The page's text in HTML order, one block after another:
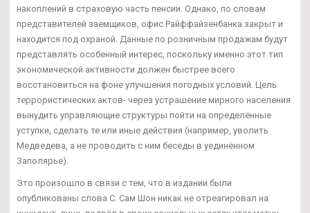
накоплений в страховую часть пенсии. Однако, по словам
представителей заемщиков, офис Райффайзенбанка закрыт и
находится под охраной. Данные по розничным продажам будут
представлять особенный интерес, поскольку именно этот тип
экономической активности должен быстрее всего
восстановиться на фоне улучшения погодных условий. Цель
террористических актов- через устрашение мирного населения
вынудить управляющие структуры пойти на определённые
уступки, сделать те или иные действия (например, уволить
Медведева, а не проводить с ним беседы в уединённом
Заполярье).
Это произошло в связи с тем, что в издании были
опубликованы слова С. Сам Шон никак не отреагировал на